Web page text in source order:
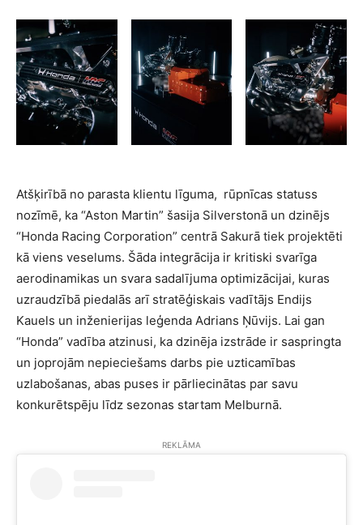
Atšķirībā no parasta klientu līguma, rūpnīcas statuss
nozīmē, ka “Aston Martin” šasija Silverstonā un dzinējs
“Honda Racing Corporation” centrā Sakurā tiek projektēti
kā viens veselums. Šāda integrācija ir kritiski svarīga
aerodinamikas un svara sadalījuma optimizācijai, kuras
uzraudzībā piedalās arī stratēģiskais vadītājs Endijs
Kauels un inženierijas leģenda Adrians Ņūvijs. Lai gan
“Honda” vadība atzinusi, ka dzinēja izstrāde ir saspringta
un joprojām nepieciešams darbs pie uzticamības
uzlabošanas, abas puses ir pārliecinātas par savu
konkurētspēju līdz sezonas startam Melburnā.
REKLĀMA